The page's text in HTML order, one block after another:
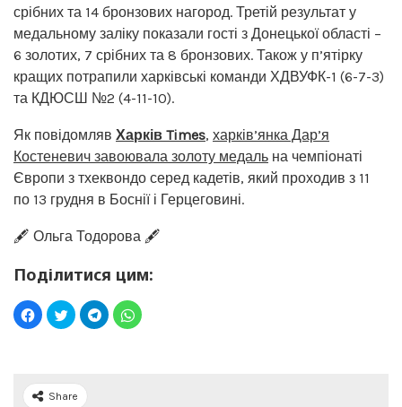
срібних та 14 бронзових нагород. Третій результат у
медальному заліку показали гості з Донецької області –
6 золотих, 7 срібних та 8 бронзових. Також у п’ятірку
кращих потрапили харківські команди ХДВУФК-1 (6-7-3)
та КДЮСШ №2 (4-11-10).
Як повідомляв Харків Times, харків’янка Дар’я
Костеневич завоювала золоту медаль на чемпіонаті
Європи з тхеквондо серед кадетів, який проходив з 11
по 13 грудня в Боснії і Герцеговині.
🖋️ Ольга Тодорова 🖋️
Поділитися цим:
Share